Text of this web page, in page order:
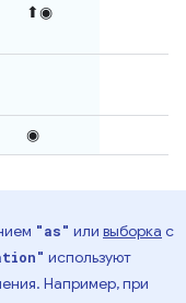
⬆◉
◉
"as" или выборка с
используют
Например, при